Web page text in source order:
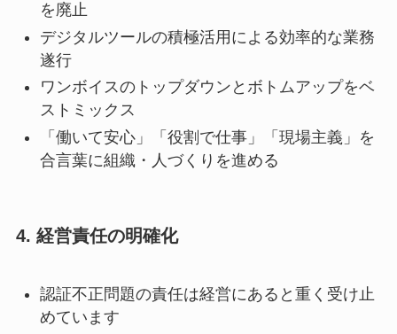
を廃止
デジタルツールの積極活用による効率的な業務
遂行
ワンボイスのトップダウンとボトムアップをベ
ストミックス
「働いて安心」「役割で仕事」「現場主義」を
合言葉に組織・人づくりを進める
4. 経営責任の明確化
認証不正問題の責任は経営にあると重く受け止
めています